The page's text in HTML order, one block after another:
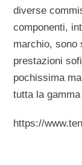
diverse
componenti,
marchio, sono
prestazioni
pochissima
tutta la
https://